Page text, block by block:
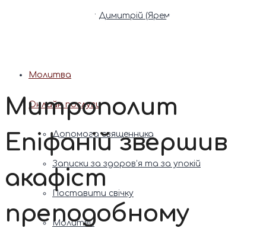
Патріарх Димитрій (Ярема)
Молитва
Онлайн послуги
Допомога священника
Записки за здоров’я та за упокій
Поставити свічку
Молитви
Митрополит
Епіфаній звершив
акафіст
преподобному